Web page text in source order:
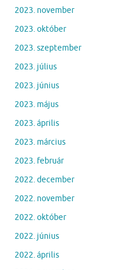
2023. november
2023. október
2023. szeptember
2023. július
2023. június
2023. május
2023. április
2023. március
2023. február
2022. december
2022. november
2022. október
2022. június
2022. április